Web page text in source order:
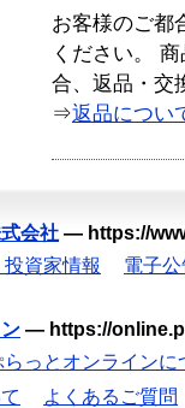
お客様のご都
ください。
合、返品・交
⇒返品につい
会社 — https://
資家情報 電子
— https://
らっとオンラインに
よくあるご質問